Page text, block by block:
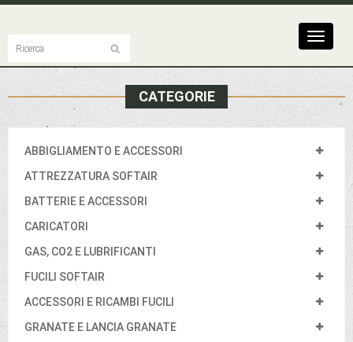
Toggle
CATEGORIE
ABBIGLIAMENTO E ACCESSORI
ATTREZZATURA SOFTAIR
BATTERIE E ACCESSORI
CARICATORI
GAS, CO2 E LUBRIFICANTI
FUCILI SOFTAIR
ACCESSORI E RICAMBI FUCILI
GRANATE E LANCIA GRANATE